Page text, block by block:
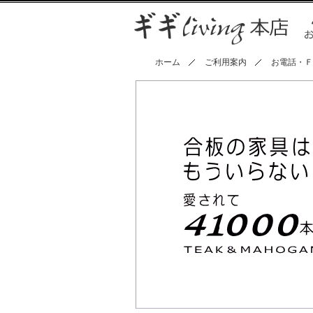
ホーム ご利用案内 お電話・